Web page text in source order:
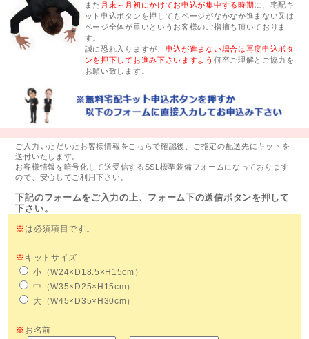
また 月末～月初にかけてお申込が集中する時期に、宅配キ
ット申込ボタンを押してもページがなかなか進まない又は
ページ全体が重いというお客様のご指摘も頂いておりま
す。
誠に恐れ入りますが、 申込が進まない場合は再度申込ボタ
ンを押下してお進み下さいますよう 何卒ご理解とご協力を
お願い致します。
ご入力いただいたお客様情報をこちらで確認後、ご指定の配送先にキットを
送付いたします。
お客様情報を暗号化して送受信するSSL標準装備フォームになっております
ので、安心してご利用下さい。
下記のフォームをご入力の上、フォーム下の送信ボタンを押して
下さい。
※ は必須項目です。
※ キットサイズ
小（W24×D18.5×H15cm）
中（W35×D25×H15cm）
大（W45×D35×H30cm）
※ お名前